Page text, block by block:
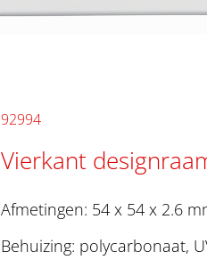
92994
Vierkant
Afmetingen: 54 x 54 x 2.6
Behuizing: polycarbonaat,